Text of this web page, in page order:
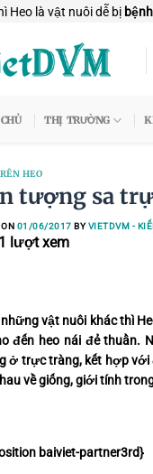
Heo là vật nuôi dễ bị
THỊ TRƯỜNG
HEO
tượng sa
01/06/2017 BYVIETDVM -
lượt xem
vật nuôi khác thì
đến heo nái đẻ thuần.
ở trực tràng, kết hợp với
về giống, giới tính
baiviet-partner3rd}